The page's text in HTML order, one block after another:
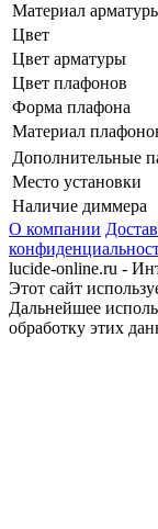
Материал
Цвет
Цвет арматуры
Цвет плафонов
Форма плафона
Материал
Дополнительные
Место установки
Наличие диммера
О компании
lucide-online.ru -
Этот сайт
Дальнейшее
обработку этих